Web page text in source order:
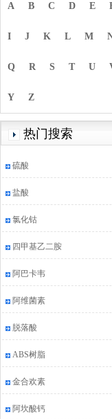
A B C D E
I J K L M
Q R S T U
Y Z
热门搜索
硫酸
盐酸
氯化钴
四甲基乙二胺
阿巴卡韦
阿维菌素
脱落酸
ABS树脂
金合欢素
阿坎酸钙